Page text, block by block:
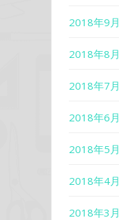
2018年9月
2018年8月
2018年7月
2018年6月
2018年5月
2018年4月
2018年3月